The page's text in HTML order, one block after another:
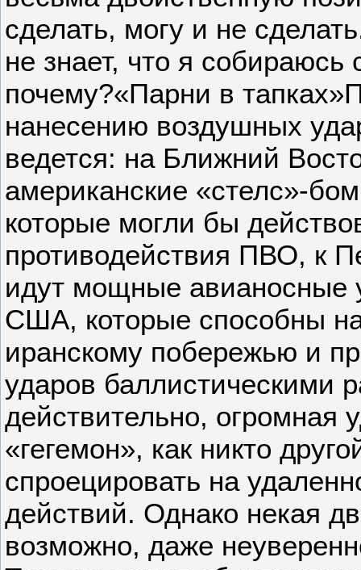
сделать, могу и не
не знает, что я собираюсь
почему?«Парни в
нанесению воздушных
ведется: на Ближний
американские «стелс»-
которые могли бы
противодействия ПВО, к
идут мощные
США, которые способны
иранскому побережью и
ударов баллистическими
действительно, огромная
«гегемон», как никто
спроецировать на
действий. Однако некая
возможно, даже